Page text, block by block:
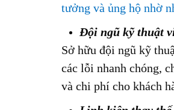
tưởng và ủng hộ nhờ
Đội ngũ kỹ thuật
Sở hữu đội ngũ kỹ
các lỗi nhanh chóng,
và chi phí cho khách